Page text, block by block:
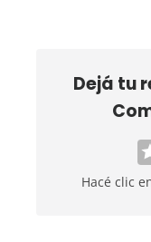
Dejá tu
Hacé clic